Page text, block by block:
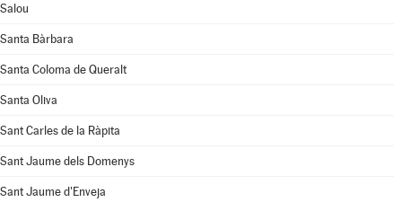
Salou
Santa Bàrbara
Santa Coloma de Queralt
Santa Oliva
Sant Carles de la Ràpita
Sant Jaume dels Domenys
Sant Jaume d'Enveja